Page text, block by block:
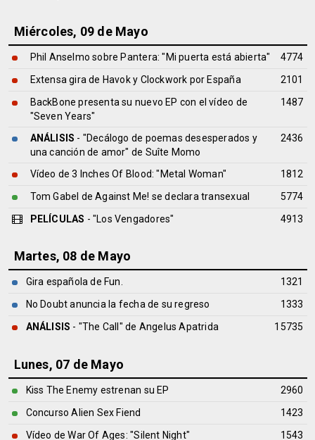
Miércoles, 09 de Mayo
Phil Anselmo sobre Pantera: "Mi puerta está abierta"
4774
Extensa gira de Havok y Clockwork por España
2101
BackBone presenta su nuevo EP con el vídeo de
"Seven Years"
1487
ANÁLISIS - "Decálogo de poemas desesperados y
una canción de amor" de Suîte Momo
2436
Vídeo de 3 Inches Of Blood: "Metal Woman"
1812
Tom Gabel de Against Me! se declara transexual
5774
PELÍCULAS - "Los Vengadores" 4913
Martes, 08 de Mayo
Gira española de Fun.
1321
No Doubt anuncia la fecha de su regreso
1333
ANÁLISIS - "The Call" de Angelus Apatrida 15735
Lunes, 07 de Mayo
Kiss The Enemy estrenan su EP
2960
Concurso Alien Sex Fiend
1423
Vídeo de War Of Ages: "Silent Night"
1543